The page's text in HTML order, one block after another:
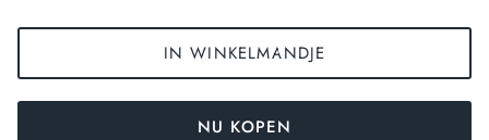
IN WINKELMANDJE
NU KOPEN